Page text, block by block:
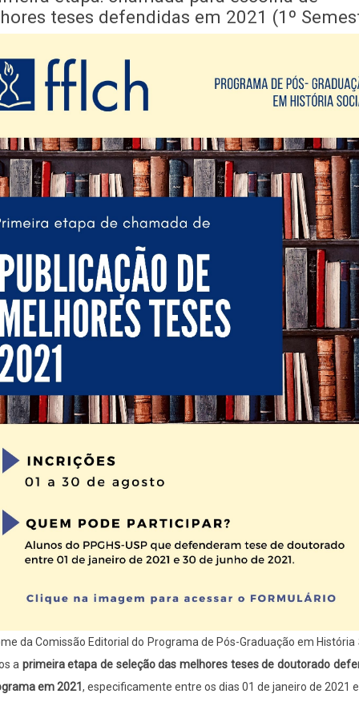
(1922
-
teses defendidas em 2021 (1º
da Comissão Editorial do Programa de Pós-Graduação em História
a primeira etapa de seleção das melhores teses de doutorado
em 2021 , especificamente entre os dias 01 de janeiro de 2021